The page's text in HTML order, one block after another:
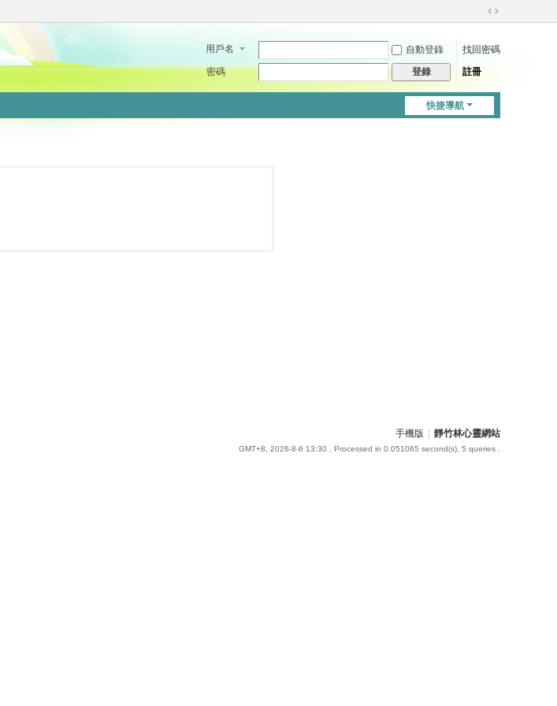
切
到
用戶名 自動登錄
找回密碼
密碼
登錄 註冊
快捷導航
手機版 靜竹林心靈網站
GMT+8, 2026-8-6 13:30 , Processed in 0.051065 second(s), 5 queries .